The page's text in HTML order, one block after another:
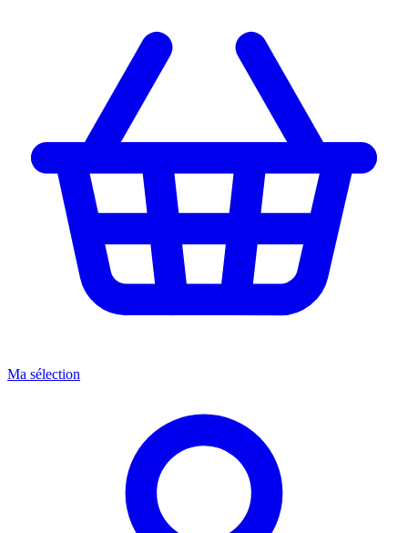
Ma sélection